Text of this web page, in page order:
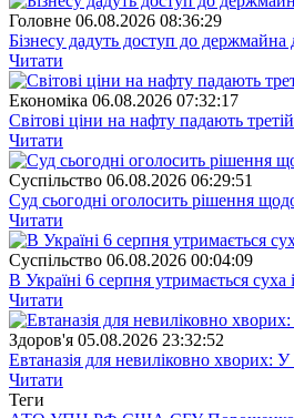
Головне 06.08.2026 08:36:29
Бізнесу дадуть доступ до держмайна
Читати
Економіка 06.08.2026 07:32:17
Світові ціни на нафту падають
Читати
Суспiльство 06.08.2026 06:29:51
Суд сьогодні оголосить рішення
Читати
Суспiльство 06.08.2026 00:04:09
В Україні 6 серпня утримається суха
Читати
Здоров'я 05.08.2026 23:32:52
Евтаназія для невиліковно хворих:
Читати
Теги